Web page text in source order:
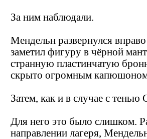
За ним наблюдали.
Мендельн развернулся
заметил фигуру в чёрной
странную пластинчатую
скрыто огромным
Затем, как и в случае с
Для него это было слишком.
направлении лагеря,